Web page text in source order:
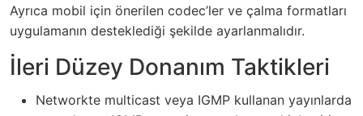
Ayrıca mobil için önerilen codec’ler ve çalma formatları
uygulamanın desteklediği şekilde ayarlanmalıdır.
İleri Düzey Donanım Taktikleri
Networkte multicast veya IGMP kullanan yayınlarda